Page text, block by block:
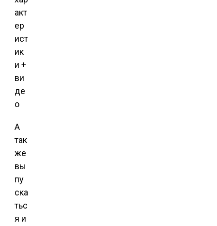
А
так
же
вы
пу
ска
тьс
я и